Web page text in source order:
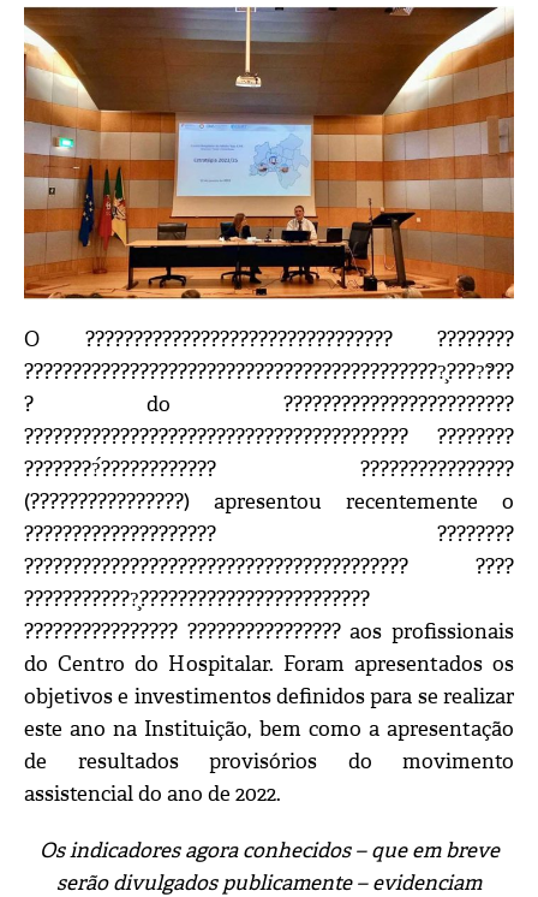
O ???????????????????????????????? ????????
????????????????????????????????????????????̧????̃???
? do ????????????????????????
???????????????????????????????????????? ????????
????????́???????????? ????????????????
(????????????????) apresentou recentemente o
???????????????????? ????????
???????????????????????????????????????? ????
????????????̧????????????????????????
???????????????? ???????????????? aos profissionais
do Centro do Hospitalar. Foram apresentados os
objetivos e investimentos definidos para se realizar
este ano na Instituição, bem como a apresentação
de resultados provisórios do movimento
assistencial do ano de 2022.
Os indicadores agora conhecidos – que em breve
serão divulgados publicamente – evidenciam